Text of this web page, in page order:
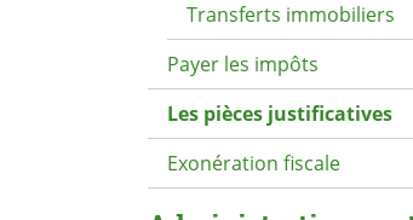
Transferts immobiliers
Payer les impôts
Les pièces justificatives
Exonération fiscale